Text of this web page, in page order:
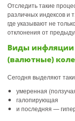
Отследить такие
различных индексов и
где указывают не
отклонения от
Виды инфляции
(валютные)
Сегодня выделяют
умеренная
галопирующая
и последняя —